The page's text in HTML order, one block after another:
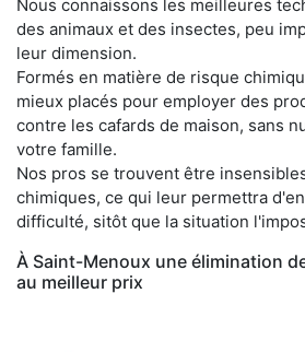
Nous connaissons les meilleures
des animaux et des insectes, peu
leur dimension.
Formés en matière de risque
mieux placés pour employer des
contre les cafards de maison, sans
votre famille.
Nos pros se trouvent être
chimiques, ce qui leur permettra
difficulté, sitôt que la situation
À Saint-Menoux une élimination
au meilleur prix